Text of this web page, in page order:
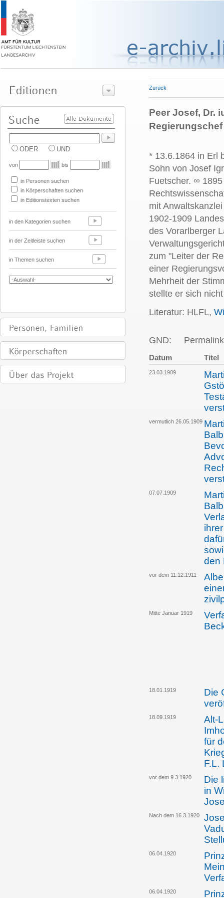
ODER UND
von bis
in Personen suchen
in Körperschaften suchen
in Editionstexten suchen
in den Kategorien suchen
in der Zeitleiste suchen
in Themen suchen
Zurück
Peer Josef, Dr.
Regierungschef
* 13.6.1864 in Erl
Sohn von Josef
Fuetscher. ∞
mit
1902-1909
des Vorarlberger
zum "Leiter der
einer
Mehrheit der
stellte er sich
Literatur: HLFL,
GND:
Datum Titel
23.03.1909
vermutlich 26.05.1909
07.07.1909
den
vor dem 11.12.1911
Mitte Januar 1919
18.01.1919
Die
18.09.1919
Alt-
für
F.L.
vor dem 9.3.1920
Die
in
Nach dem 16.3.1920
06.04.1920
06.04.1920